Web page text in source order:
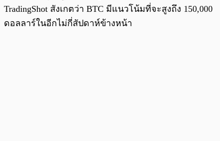
TradingShot สังเกตว่า BTC มีแนวโน้มที่จะสูงถึง 150,000
ดอลลาร์ในอีกไม่กี่สัปดาห์ข้างหน้า